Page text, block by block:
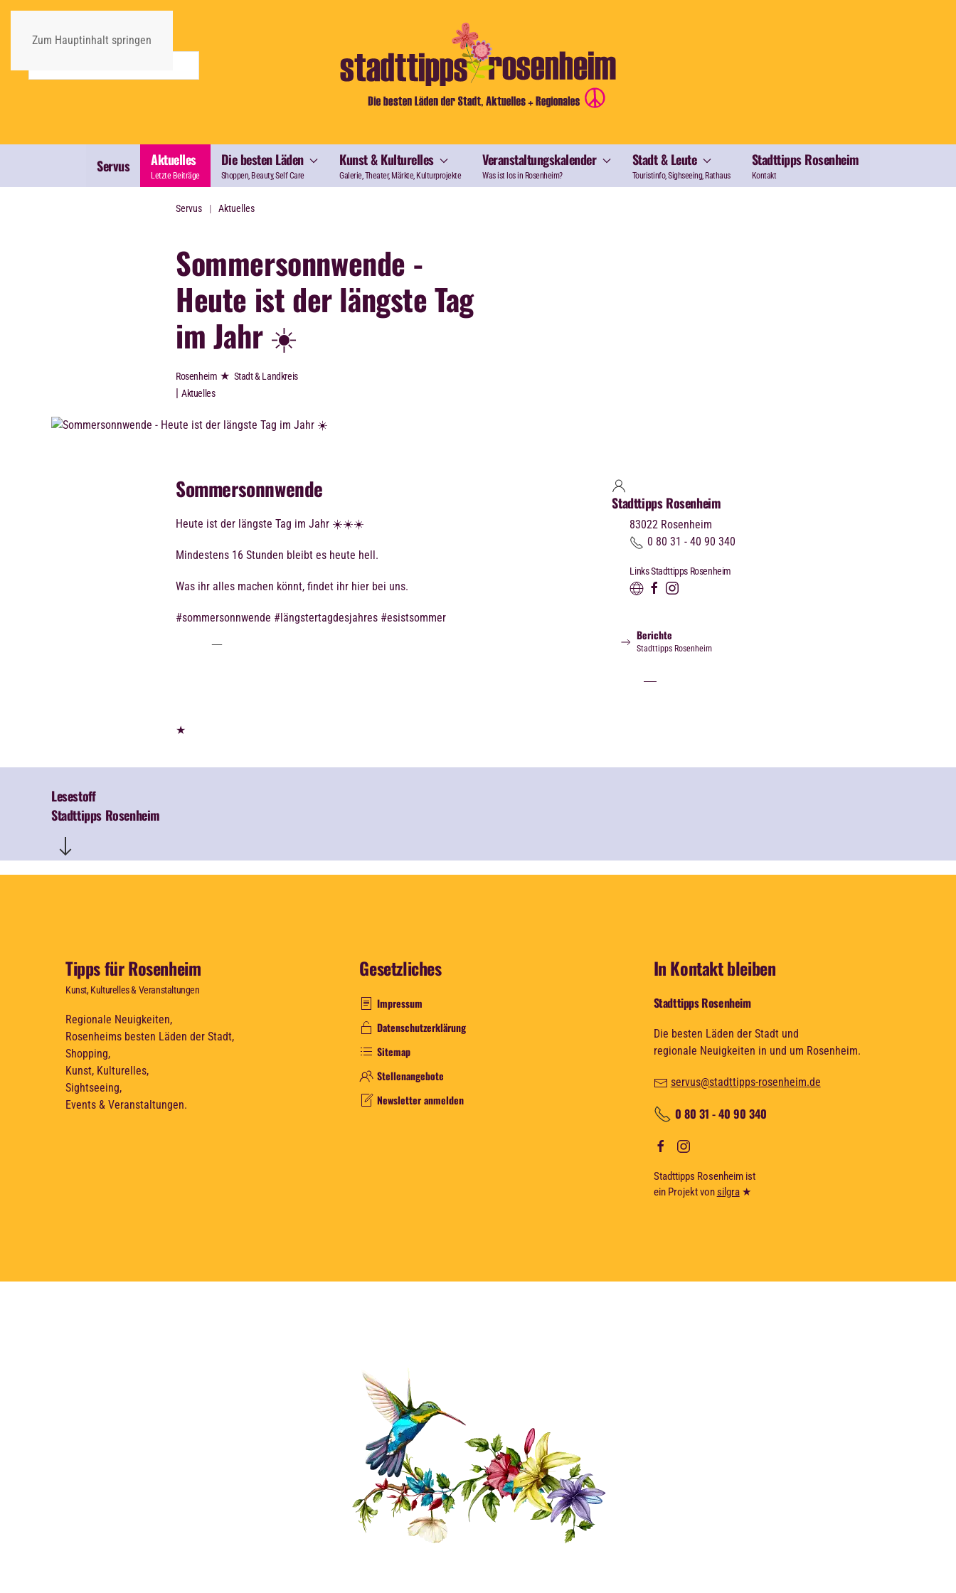
Zum Hauptinhalt springen
Servus Aktuelles
Letzte Beiträge
Die besten Läden
Shoppen, Beauty, Self Care
Kunst & Kulturelles
Galerie, Theater, Märkte, Kulturprojekte
Veranstaltungskalender
Was ist los in Rosenheim?
Stadt & Leute
Touristinfo, Sighseeing, Rathaus
Stadttipps Rosenheim
Kontakt
Servus Aktuelles
Sommersonnwende -
Heute ist der längste Tag
im Jahr ☀️
Rosenheim ★ Stadt & Landkreis
| Aktuelles
Sommersonnwende
Heute ist der längste Tag im Jahr ☀️☀️☀️
Mindestens 16 Stunden bleibt es heute hell.
Was ihr alles machen könnt, findet ihr hier bei uns.
#sommersonnwende #längstertagdesjahres #esistsommer
★
Stadttipps Rosenheim
83022 Rosenheim
0 80 31 - 40 90 340
Links Stadttipps Rosenheim
Berichte
Stadttipps Rosenheim
Lesestoff
Stadttipps Rosenheim
Tipps für Rosenheim
Kunst, Kulturelles & Veranstaltungen
Regionale Neuigkeiten,
Rosenheims besten Läden der Stadt,
Shopping,
Kunst, Kulturelles,
Sightseeing,
Events & Veranstaltungen.
Gesetzliches
Impressum
Datenschutzerklärung
Sitemap
Stellenangebote
Newsletter anmelden
In Kontakt bleiben
Stadttipps Rosenheim
Die besten Läden der Stadt und
regionale Neuigkeiten in und um Rosenheim.
servus@stadttipps-rosenheim.de
0 80 31 - 40 90 340
Stadttipps Rosenheim ist
ein Projekt von silgra★